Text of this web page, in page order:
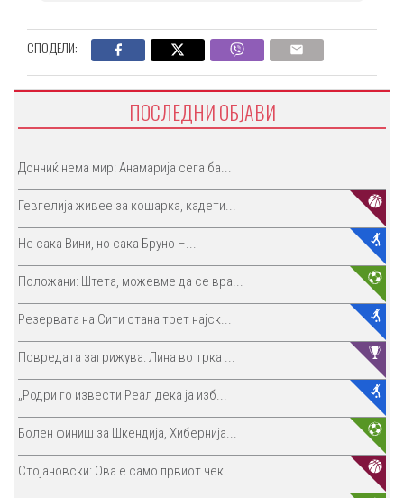
СПОДЕЛИ:
ПОСЛЕДНИ ОБЈАВИ
Дончиќ нема мир: Анамарија сега ба...
Гевгелија живее за кошарка, кадети...
Не сака Вини, но сака Бруно –...
Положани: Штета, можевме да се вра...
Резервата на Сити стана трет најск...
Повредата загрижува: Лина во трка ...
„Родри го извести Реал дека ја изб...
Болен финиш за Шкендија, Хибернија...
Стојановски: Ова е само првиот чек...